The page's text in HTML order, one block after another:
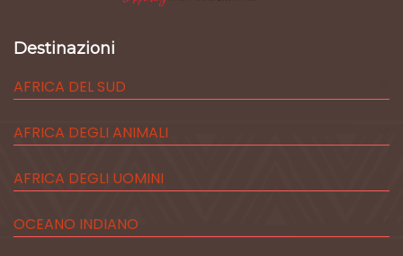
Destinazioni
AFRICA DEL SUD
AFRICA DEGLI ANIMALI
AFRICA DEGLI UOMINI
OCEANO INDIANO